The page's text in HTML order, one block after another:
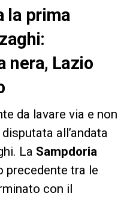
la prima
nera, Lazio
da lavare via e non
all’andata
La Sampdoria
precedente tra le
con il